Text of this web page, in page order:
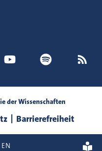
EN
der Wissenschaften
Barrierefreiheit